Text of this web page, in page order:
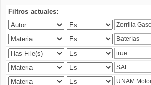
Filtros actuales: